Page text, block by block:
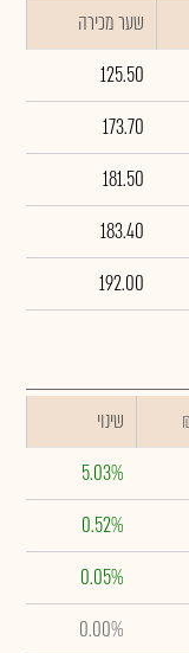
שער מכירה
125.50
173.70
181.50
183.40
192.00
שינוי
5.03%
0.52%
0.05%
0.00%